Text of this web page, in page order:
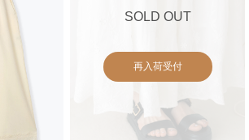
SOLD OUT
再入荷受付